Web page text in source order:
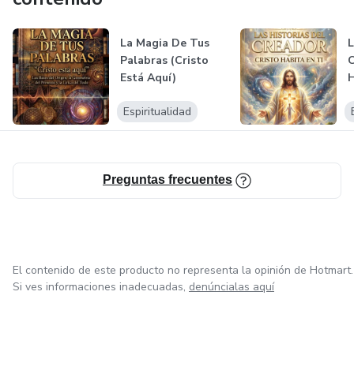
La Magia De Tus
Palabras (Cristo
Está Aquí)
Espiritualidad
Preguntas frecuentes
El contenido de este producto no representa la opinión de Hotmart.
Si ves informaciones inadecuadas, denúncialas aquí